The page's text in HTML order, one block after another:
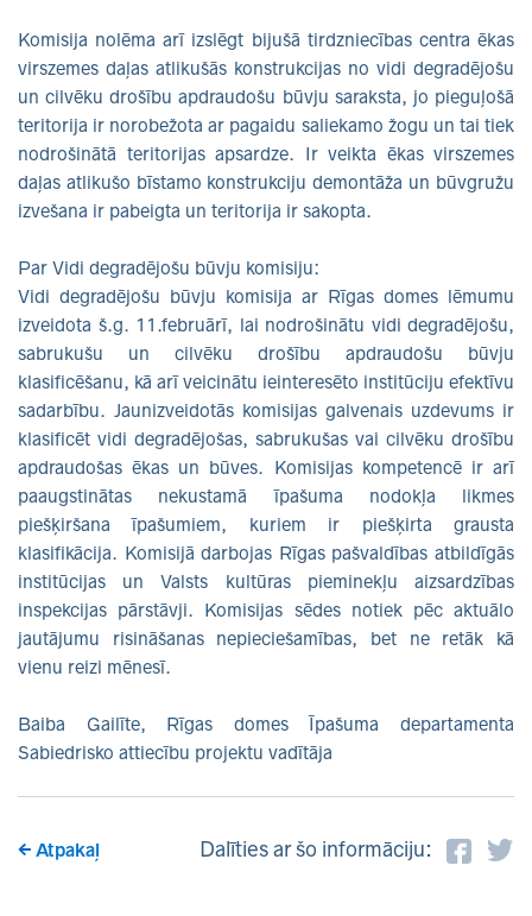
Komisija nolēma arī izslēgt bijušā tirdzniecības centra ēkas
virszemes daļas atlikušās konstrukcijas no vidi degradējošu
un cilvēku drošību apdraudošu būvju saraksta, jo pieguļošā
teritorija ir norobežota ar pagaidu saliekamo žogu un tai tiek
nodrošinātā teritorijas apsardze. Ir veikta ēkas virszemes
daļas atlikušo bīstamo konstrukciju demontāža un būvgružu
izvešana ir pabeigta un teritorija ir sakopta.
Par Vidi degradējošu būvju komisiju:
Vidi degradējošu būvju komisija ar Rīgas domes lēmumu
izveidota š.g. 11.februārī, lai nodrošinātu vidi degradējošu,
sabrukušu un cilvēku drošību apdraudošu būvju
klasificēšanu, kā arī veicinātu ieinteresēto institūciju efektīvu
sadarbību. Jaunizveidotās komisijas galvenais uzdevums ir
klasificēt vidi degradējošas, sabrukušas vai cilvēku drošību
apdraudošas ēkas un būves. Komisijas kompetencē ir arī
paaugstinātas nekustamā īpašuma nodokļa likmes
piešķiršana īpašumiem, kuriem ir piešķirta grausta
klasifikācija. Komisijā darbojas Rīgas pašvaldības atbildīgās
institūcijas un Valsts kultūras pieminekļu aizsardzības
inspekcijas pārstāvji. Komisijas sēdes notiek pēc aktuālo
jautājumu risināšanas nepieciešamības, bet ne retāk kā
vienu reizi mēnesī.
Baiba Gailīte, Rīgas domes Īpašuma departamenta
Sabiedrisko attiecību projektu vadītāja
Atpakaļ Dalīties ar šo informāciju: